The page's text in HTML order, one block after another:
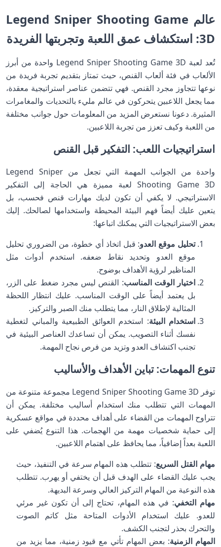
عالم Legend Sniper Shooting Game
3D: استكشاف عمق اللعبة وتجربتها الفريدة
تُعد لعبة Legend Sniper Shooting Game 3D واحدة من أبرز
الألعاب في فئة ألعاب القنص، حيث تمتاز بتقديم تجربة فريدة من
نوعها تتجاوز مجرد القنص. فهي تتضمن عناصر استراتيجية معقدة،
مما يجعل اللاعبين يتحركون في عالم مليء بالتحديات والمغامرات
المثيرة. دعونا نستعرض المزيد من المعلومات حول جوانب مختلفة
من اللعبة وكيف تعزز من تجربة اللاعبين.
استراتيجيات اللعب: التفكير قبل القنص
واحدة من الجوانب المهمة التي تجعل من Legend Sniper
Shooting Game 3D لعبة مميزة هي الحاجة إلى التفكير
الاستراتيجي. لا يكفي أن تكون لديك مهارات قنص فحسب، بل
يتعين عليك أيضاً فهم البيئة المحيطة واستخدامها لصالحك. إليك
بعض الاستراتيجيات التي يمكنك اتباعها:
تحليل موقع العدو: قبل اتخاذ أي خطوة، من الضروري تحليل
موقع العدو وتحديد نقاط ضعفه. استخدم أدوات مثل
المناظير لرؤية الأهداف بوضوح.
اختيار الوقت المناسب: القنص ليس مجرد ضغط على الزر،
بل يعتمد أيضاً على الوقت المناسب. عليك انتظار اللحظة
المثالية لإطلاق النار، مما يتطلب منك الصبر والتركيز.
استخدام البيئة: استخدم العوائق الطبيعية والمباني لتغطية
نفسك أثناء التصويب. يمكن أن تساعدك العناصر البيئية في
تجنب اكتشاف العدو وتزيد من فرص نجاح المهمة.
تنوع المهمات: تباين الأهداف والأساليب
توفر Legend Sniper Shooting Game 3D مجموعة متنوعة من
المهمات التي تتطلب منك استخدام أساليب مختلفة. يمكن أن
تتراوح المهمات من القضاء على أهداف محددة في مواقع عسكرية
إلى حماية شخصيات مهمة من الهجمات. هذا التنوع يُضفي على
اللعبة بعداً إضافياً، مما يحافظ على اهتمام اللاعبين.
مهام القتل السريع: تتطلب هذه المهام سرعة في التنفيذ، حيث
يجب عليك القضاء على الهدف قبل أن يختفي أو يهرب. تتطلب
هذه النوعية من المهام التركيز العالي وسرعة البديهة.
مهام التخفي: في هذه المهام، تحتاج إلى أن تكون غير مرئي
للعدو. عليك استخدام الأدوات المتاحة مثل كاتم الصوت
والتحرك بحذر لتجنب الكشف.
المهام الزمنية: بعض المهام تأتي مع قيود زمنية، مما يزيد من